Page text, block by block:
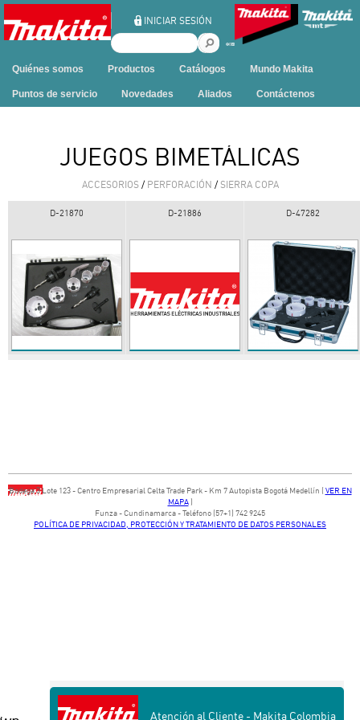
INICIAR SESIÓN
B
s
a
n
s
t
i
o
JUEGOS BIMETÁLICAS
ACCESORIOS / PERFORACIÓN / SIERRA COPA
D-21870 D-21886 D-47282
Quiénes somos Productos Catálogos Mundo Makita
Puntos de servicio Novedades Aliados Contáctenos
Bodega ​3 Lote ​123 - ​Centro Empresarial Celta Trade Park - ​Km 7 Autopista Bogotá Medellín​ ( VER EN
MAPA)
​Funza - Cundinamarca - Teléfono (57+1) 742 9245
POLÍTICA DE PRIVACIDAD, PROTECCIÓN Y TRATAMIENTO DE DATOS PERSONALES
Atención al Cliente - Makita Colombia